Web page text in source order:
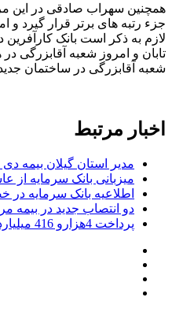
همچنین سهراب صادقی در این
جزء رتبه های برتر قرار گیرد و
لازم به ذکر است بانک
تابان و امروز شعبه آقابزرگی در
شعبه آقابزرگی در ساختمان
اخبار مرتبط
مدیر استان گیلان بیمه
میزبانی بانک سرمایه از
اطلاعیه بانک سرمایه
دو انتصاب جدید در بیمه
پرداخت 4هزارو 416 میلیارد ریال خسارت جدید